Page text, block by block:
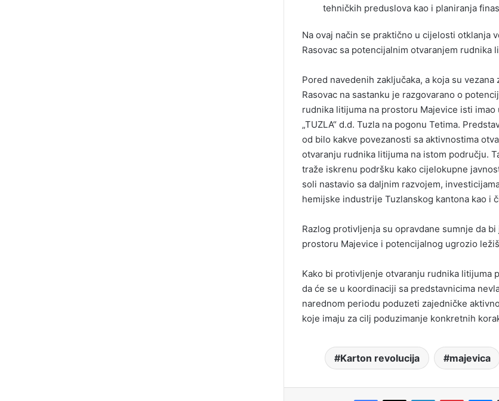
tehničkih preduslova kao i planiranja
Na ovaj način se praktično u cijelosti otklanja
Rasovac sa potencijalnim otvaranjem rudnika
Pored navedenih zaključaka, a koja su
Rasovac na sastanku je razgovarano o
rudnika litijuma na prostoru Majevice isti
„TUZLA“ d.d. Tuzla na pogonu Tetima.
od bilo kakve povezanosti sa aktivnostima
otvaranju rudnika litijuma na istom području.
traže iskrenu podršku kako cijelokupne
soli nastavio sa daljnim razvojem,
hemijske industrije Tuzlanskog kantona kao i
Razlog protivljenja su opravdane sumnje da
prostoru Majevice i potencijalnog ugrozio
Kako bi protivljenje otvaranju rudnika litijuma
da će se u koordinaciji sa predstavnicima
narednom periodu poduzeti zajedničke
koje imaju za cilj poduzimanje konkretnih
Karton revolucija majevica